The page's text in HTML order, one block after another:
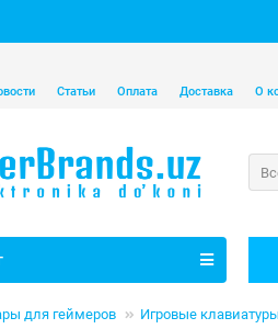
Статьи Оплата Доставка О
для геймеров Игровые клавиатуры